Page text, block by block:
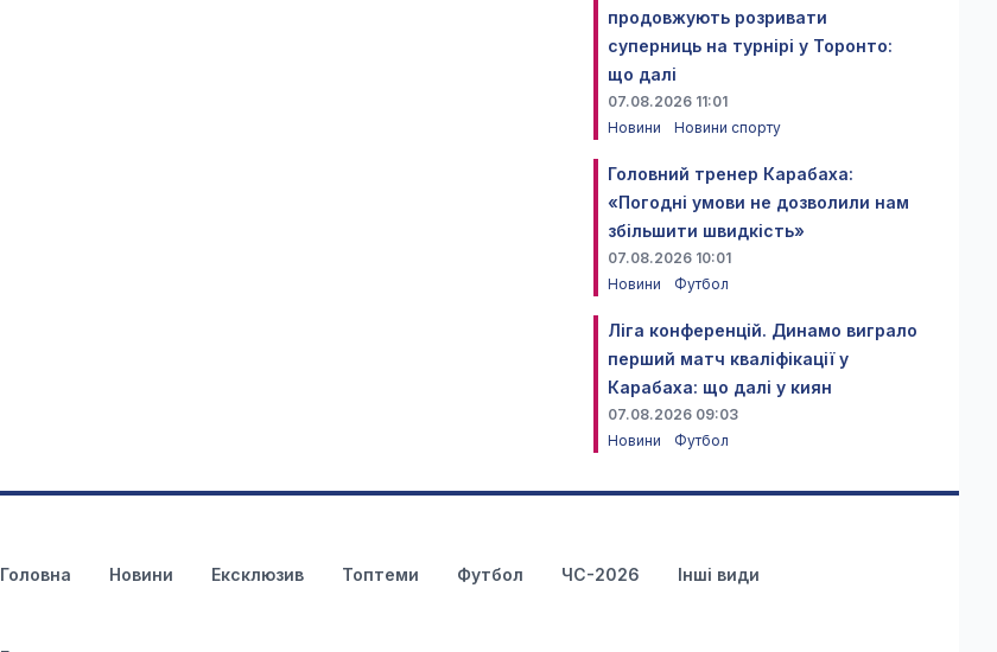
продовжують розривати
суперниць на турнірі у Торонто:
що далі
07.08.2026 11:01
Новини
Новини спорту
Головний тренер Карабаха:
«Погодні умови не дозволили нам
збільшити швидкість»
07.08.2026 10:01
Новини
Футбол
Ліга конференцій. Динамо виграло
перший матч кваліфікації у
Карабаха: що далі у киян
07.08.2026 09:03
Новини
Футбол
Головна Новини Ексклюзив Топтеми Футбол ЧС-2026 Інші види